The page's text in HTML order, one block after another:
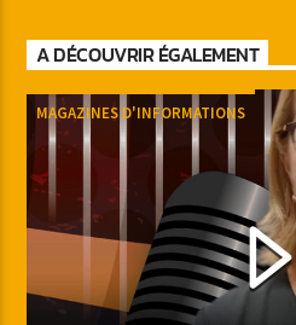
A DÉCOUVRIR ÉGALEMENT
MAGAZINES D'INFORMATIONS